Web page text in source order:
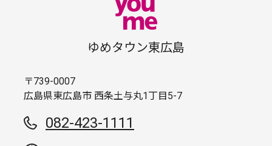
ゆめタウン東広島
〒739-0007
広島県東広島市 西条土与丸1丁目5-7
082-423-1111